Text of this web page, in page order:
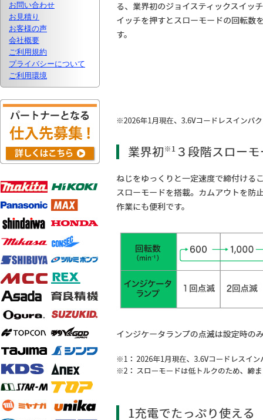
お問い合わせ
お見積り
お客様の声
会社概要
ご利用規約
プライバシーについて
ご利用環境